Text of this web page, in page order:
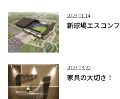
2023.01.14
新球場エスコン
2023.03.22
家具の大切さ！